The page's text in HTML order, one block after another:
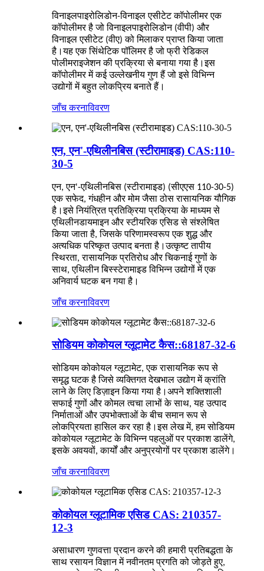
विनाइलपाइरोलिडोन-विनाइल एसीटेट कॉपोलीमर एक
कॉपोलीमर है जो विनाइलपाइरोलिडोन (वीपी) और
विनाइल एसीटेट (वीए) को मिलाकर प्राप्त किया जाता
है।यह एक सिंथेटिक पॉलिमर है जो फ्री रेडिकल
पोलीमराइजेशन की प्रक्रिया से बनाया गया है।इस
कॉपोलीमर में कई उल्लेखनीय गुण हैं जो इसे विभिन्न
उद्योगों में बहुत लोकप्रिय बनाते हैं।
जाँच करनाविवरण
एन, एन'-एथिलीनबिस (स्टीरामाइड) CAS:110-
30-5
एन, एन'-एथिलीनबिस (स्टीरामाइड) (सीएएस 110-30-5)
एक सफेद, गंधहीन और मोम जैसा ठोस रासायनिक यौगिक
है।इसे नियंत्रित प्रतिक्रिया प्रक्रिया के माध्यम से
एथिलीनडायमाइन और स्टीयरिक एसिड से संश्लेषित
किया जाता है, जिसके परिणामस्वरूप एक शुद्ध और
अत्यधिक परिष्कृत उत्पाद बनता है।उत्कृष्ट तापीय
स्थिरता, रासायनिक प्रतिरोध और चिकनाई गुणों के
साथ, एथिलीन बिस्स्टेरामाइड विभिन्न उद्योगों में एक
अनिवार्य घटक बन गया है।
जाँच करनाविवरण
सोडियम कोकोयल ग्लूटामेट कैस::68187-32-6
सोडियम कोकोयल ग्लूटामेट, एक रासायनिक रूप से
समृद्ध घटक है जिसे व्यक्तिगत देखभाल उद्योग में क्रांति
लाने के लिए डिज़ाइन किया गया है।अपने शक्तिशाली
सफाई गुणों और कोमल त्वचा लाभों के साथ, यह उत्पाद
निर्माताओं और उपभोक्ताओं के बीच समान रूप से
लोकप्रियता हासिल कर रहा है।इस लेख में, हम सोडियम
कोकोयल ग्लूटामेट के विभिन्न पहलुओं पर प्रकाश डालेंगे,
इसके अवयवों, कार्यों और अनुप्रयोगों पर प्रकाश डालेंगे।
जाँच करनाविवरण
कोकोयल ग्लूटामिक एसिड CAS: 210357-
12-3
असाधारण गुणवत्ता प्रदान करने की हमारी प्रतिबद्धता के
साथ रसायन विज्ञान में नवीनतम प्रगति को जोड़ते हुए,